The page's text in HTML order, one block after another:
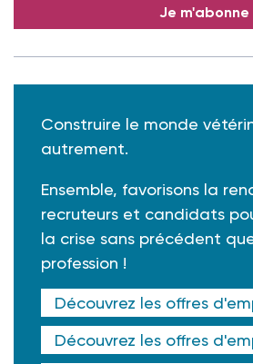
Je m'abonne
Construire le monde
autrement.
Ensemble, favorisons la
recruteurs et candidats
la crise sans précédent
profession !
Découvrez les offres
Découvrez les offres